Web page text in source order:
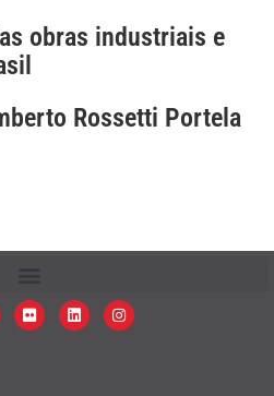
obras industriais e
Rossetti Portela